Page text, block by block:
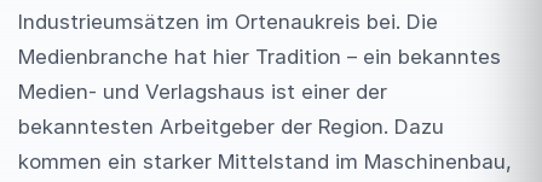
Industrieumsätzen im Ortenaukreis bei. Die
Medienbranche hat hier Tradition – ein bekanntes
Medien- und Verlagshaus ist einer der
bekanntesten Arbeitgeber der Region. Dazu
kommen ein starker Mittelstand im Maschinenbau,